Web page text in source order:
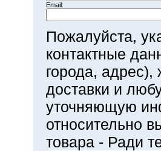
Email:
Пожалуйста,
контактные
города,
доставки и
уточняющую
относительно
товара - Ради